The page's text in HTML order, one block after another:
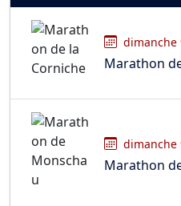
dimanche
Marathon
dimanche
Marathon